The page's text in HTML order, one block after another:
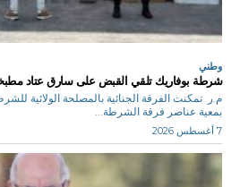
وطني
شرطة بوفاريك تلقي القبض على سارق عتاد
م.ر تمكنت الفرقة الجنائية بالمصلحة الولائية
بمعية عناصر فرقة الشرطة...
7 أغسطس 2026